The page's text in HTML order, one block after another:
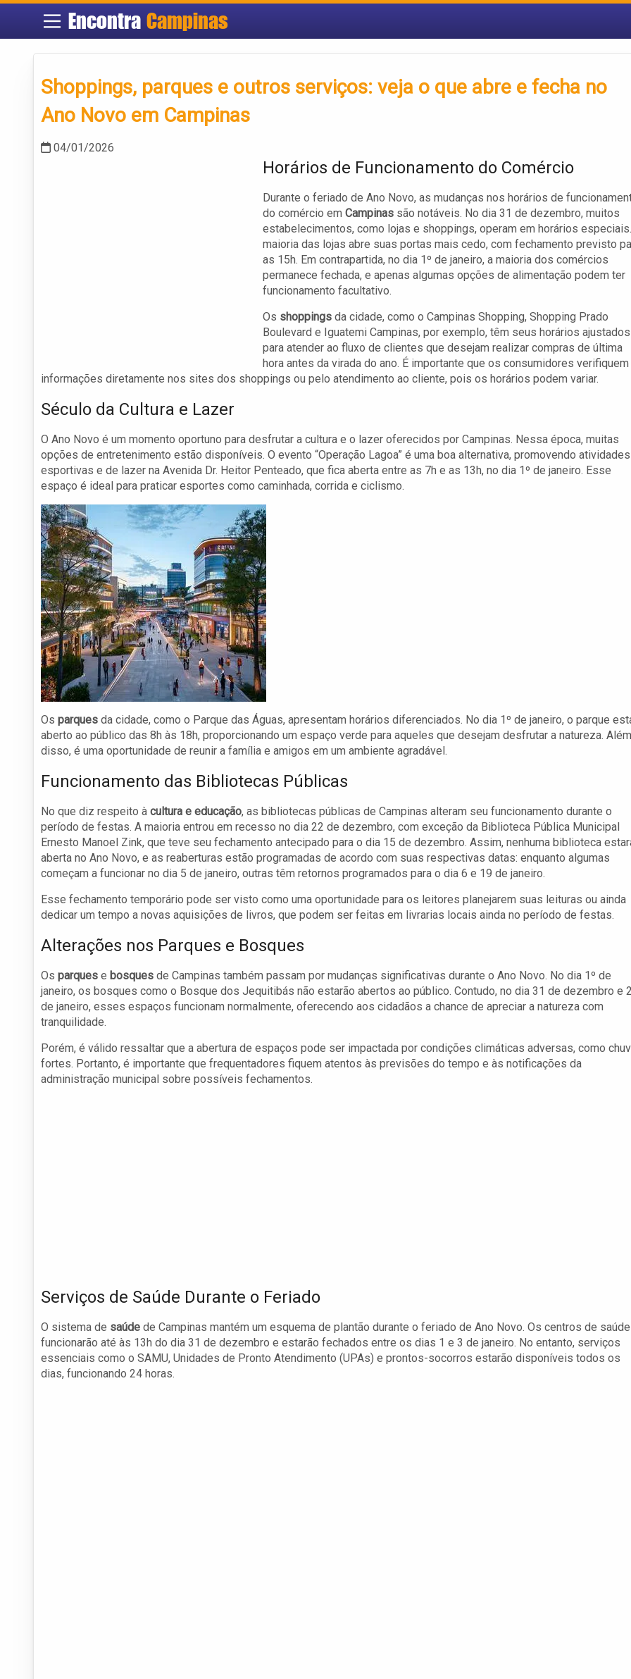
EncontraCampinas
Shoppings, parques e outros serviços: veja o que abre e fecha no
Ano Novo em Campinas
04/01/2026
Horários de Funcionamento do Comércio
Durante o feriado de Ano Novo, as mudanças nos horários de
do comércio em Campinas são notáveis. No dia 31 de dezembro, muitos
estabelecimentos, como lojas e shoppings, operam em horários
maioria das lojas abre suas portas mais cedo, com fechamento previsto
as 15h. Em contrapartida, no dia 1º de janeiro, a maioria dos comércios
permanece fechada, e apenas algumas opções de alimentação podem ter
funcionamento facultativo.
Os shoppings da cidade, como o Campinas Shopping, Shopping Prado
Boulevard e Iguatemi Campinas, por exemplo, têm seus horários ajustados
para atender ao fluxo de clientes que desejam realizar compras de última
hora antes da virada do ano. É importante que os consumidores verifiquem
informações diretamente nos sites dos shoppings ou pelo atendimento ao cliente, pois os horários podem variar.
Século da Cultura e Lazer
O Ano Novo é um momento oportuno para desfrutar a cultura e o lazer oferecidos por Campinas. Nessa época, muitas
opções de entretenimento estão disponíveis. O evento “Operação Lagoa” é uma boa alternativa, promovendo atividades
esportivas e de lazer na Avenida Dr. Heitor Penteado, que fica aberta entre as 7h e as 13h, no dia 1º de janeiro. Esse
espaço é ideal para praticar esportes como caminhada, corrida e ciclismo.
Os parques da cidade, como o Parque das Águas, apresentam horários diferenciados. No dia 1º de janeiro, o parque
aberto ao público das 8h às 18h, proporcionando um espaço verde para aqueles que desejam desfrutar a natureza. Além
disso, é uma oportunidade de reunir a família e amigos em um ambiente agradável.
Funcionamento das Bibliotecas Públicas
No que diz respeito à cultura e educação, as bibliotecas públicas de Campinas alteram seu funcionamento durante o
período de festas. A maioria entrou em recesso no dia 22 de dezembro, com exceção da Biblioteca Pública Municipal
Ernesto Manoel Zink, que teve seu fechamento antecipado para o dia 15 de dezembro. Assim, nenhuma biblioteca
aberta no Ano Novo, e as reaberturas estão programadas de acordo com suas respectivas datas: enquanto algumas
começam a funcionar no dia 5 de janeiro, outras têm retornos programados para o dia 6 e 19 de janeiro.
Esse fechamento temporário pode ser visto como uma oportunidade para os leitores planejarem suas leituras ou ainda
dedicar um tempo a novas aquisições de livros, que podem ser feitas em livrarias locais ainda no período de festas.
Alterações nos Parques e Bosques
Os parques e bosques de Campinas também passam por mudanças significativas durante o Ano Novo. No dia 1º de
janeiro, os bosques como o Bosque dos Jequitibás não estarão abertos ao público. Contudo, no dia 31 de dezembro e 2
de janeiro, esses espaços funcionam normalmente, oferecendo aos cidadãos a chance de apreciar a natureza com
tranquilidade.
Porém, é válido ressaltar que a abertura de espaços pode ser impactada por condições climáticas adversas, como
fortes. Portanto, é importante que frequentadores fiquem atentos às previsões do tempo e às notificações da
administração municipal sobre possíveis fechamentos.
Serviços de Saúde Durante o Feriado
O sistema de saúde de Campinas mantém um esquema de plantão durante o feriado de Ano Novo. Os centros de saúde
funcionarão até às 13h do dia 31 de dezembro e estarão fechados entre os dias 1 e 3 de janeiro. No entanto, serviços
essenciais como o SAMU, Unidades de Pronto Atendimento (UPAs) e prontos-socorros estarão disponíveis todos os
dias, funcionando 24 horas.